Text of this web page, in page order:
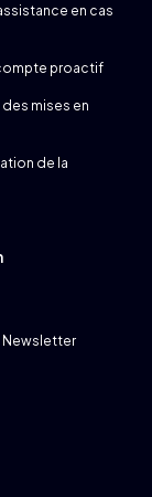
en cas
proactif
mises en
de la